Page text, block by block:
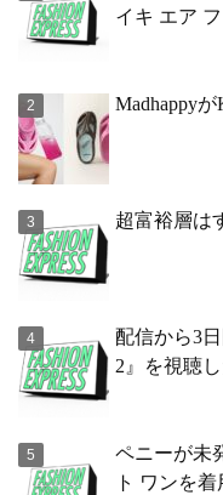
イキ エア
Madhappy
超富裕層は
配信から3
2』を視聴
ペニーが未
ト ワンを着